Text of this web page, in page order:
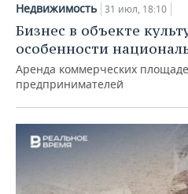
Недвижимость 31 июл, 18:10
Бизнес в объекте
особенности
Аренда коммерческих
предпринимателей